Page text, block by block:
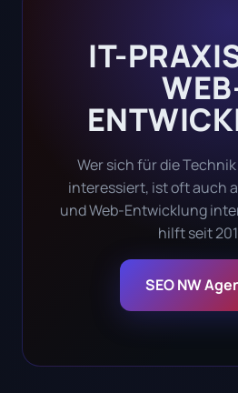
IT-
Wer sich für die
interessiert, ist oft auch
und Web-Entwicklung
hilft seit
SEO NW